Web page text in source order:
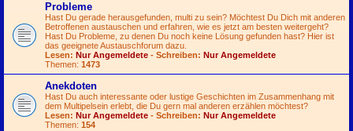
Probleme
Hast Du gerade herausgefunden, multi zu sein? Möchtest Du Dich mit anderen
Betroffenen austauschen und erfahren, wie es jetzt am besten weitergeht?
Hast Du Probleme, zu denen Du noch keine Lösung gefunden hast? Hier ist
das geeignete Austauschforum dazu.
Lesen: Nur Angemeldete - Schreiben: Nur Angemeldete
Themen: 1473
Anekdoten
Hast Du auch interessante oder lustige Geschichten im Zusammenhang mit
dem Multipelsein erlebt, die Du gern mal anderen erzählen möchtest?
Lesen: Nur Angemeldete - Schreiben: Nur Angemeldete
Themen: 154